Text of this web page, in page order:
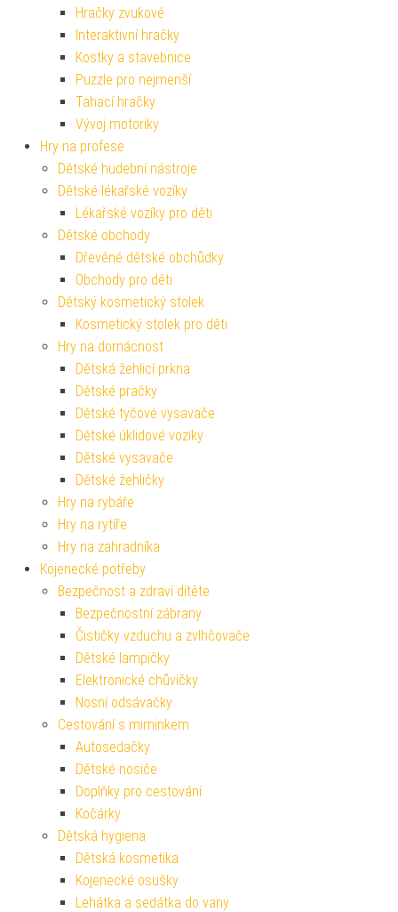
Hračky zvukové
Interaktivní hračky
Kostky a stavebnice
Puzzle pro nejmenší
Tahací hračky
Vývoj motoriky
Hry na profese
Dětské hudební nástroje
Dětské lékařské vozíky
Lékařské vozíky pro děti
Dětské obchody
Dřevěné dětské obchůdky
Obchody pro děti
Dětský kosmetický stolek
Kosmetický stolek pro děti
Hry na domácnost
Dětská žehlicí prkna
Dětské pračky
Dětské tyčové vysavače
Dětské úklidové vozíky
Dětské vysavače
Dětské žehličky
Hry na rybáře
Hry na rytíře
Hry na zahradníka
Kojenecké potřeby
Bezpečnost a zdraví dítěte
Bezpečnostní zábrany
Čističky vzduchu a zvlhčovače
Dětské lampičky
Elektronické chůvičky
Nosní odsávačky
Cestování s miminkem
Autosedačky
Dětské nosiče
Doplňky pro cestování
Kočárky
Dětská hygiena
Dětská kosmetika
Kojenecké osušky
Lehátka a sedátka do vany